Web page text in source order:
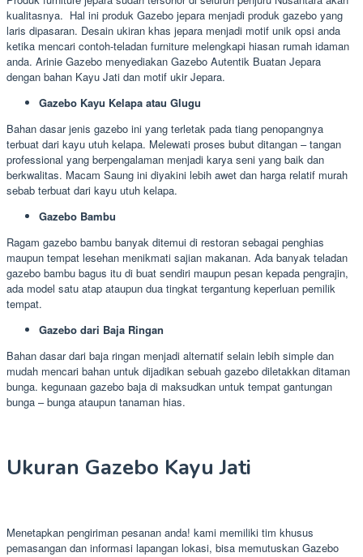
kualitasnya. Hal ini produk Gazebo jepara menjadi produk gazebo yang
laris dipasaran. Desain ukiran khas jepara menjadi motif unik opsi anda
ketika mencari contoh-teladan furniture melengkapi hiasan rumah idaman
anda. Arinie Gazebo menyediakan Gazebo Autentik Buatan Jepara
dengan bahan Kayu Jati dan motif ukir Jepara.
Gazebo Kayu Kelapa atau Glugu
Bahan dasar jenis gazebo ini yang terletak pada tiang penopangnya
terbuat dari kayu utuh kelapa. Melewati proses bubut ditangan – tangan
professional yang berpengalaman menjadi karya seni yang baik dan
berkwalitas. Macam Saung ini diyakini lebih awet dan harga relatif murah
sebab terbuat dari kayu utuh kelapa.
Gazebo Bambu
Ragam gazebo bambu banyak ditemui di restoran sebagai penghias
maupun tempat lesehan menikmati sajian makanan. Ada banyak teladan
gazebo bambu bagus itu di buat sendiri maupun pesan kepada pengrajin,
ada model satu atap ataupun dua tingkat tergantung keperluan pemilik
tempat.
Gazebo dari Baja Ringan
Bahan dasar dari baja ringan menjadi alternatif selain lebih simple dan
mudah mencari bahan untuk dijadikan sebuah gazebo diletakkan ditaman
bunga. kegunaan gazebo baja di maksudkan untuk tempat gantungan
bunga – bunga ataupun tanaman hias.
Ukuran Gazebo Kayu Jati
Menetapkan pengiriman pesanan anda! kami memiliki tim khusus
pemasangan dan informasi lapangan lokasi, bisa memutuskan Gazebo